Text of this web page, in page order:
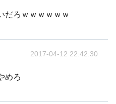
だろｗｗｗｗｗｗ
2017-04-12 22:42:30
めろ